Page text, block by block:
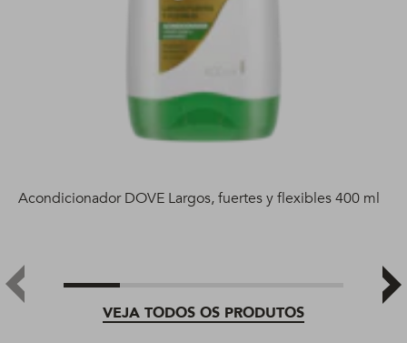
VEJA TODOS OS PRODUTOS
Acondicionador DOVE Largos, fuertes y flexibles 400 ml